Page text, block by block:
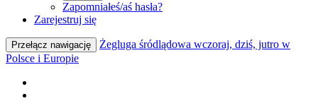
Zapomniałeś/aś hasła?
Zarejestruj się
Przełącz nawigację
Żegluga śródlądowa wczoraj, dziś, jutro w
Polsce i Europie